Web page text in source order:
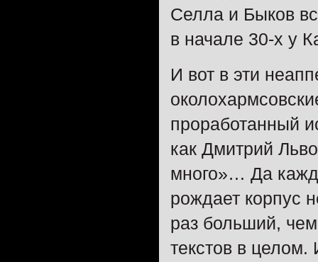
Селла и Быков
в начале 30-х у
И вот в эти
проработанный
как Дмитрий
много»… Да
рождает корпус
раз больший,
текстов в целом.